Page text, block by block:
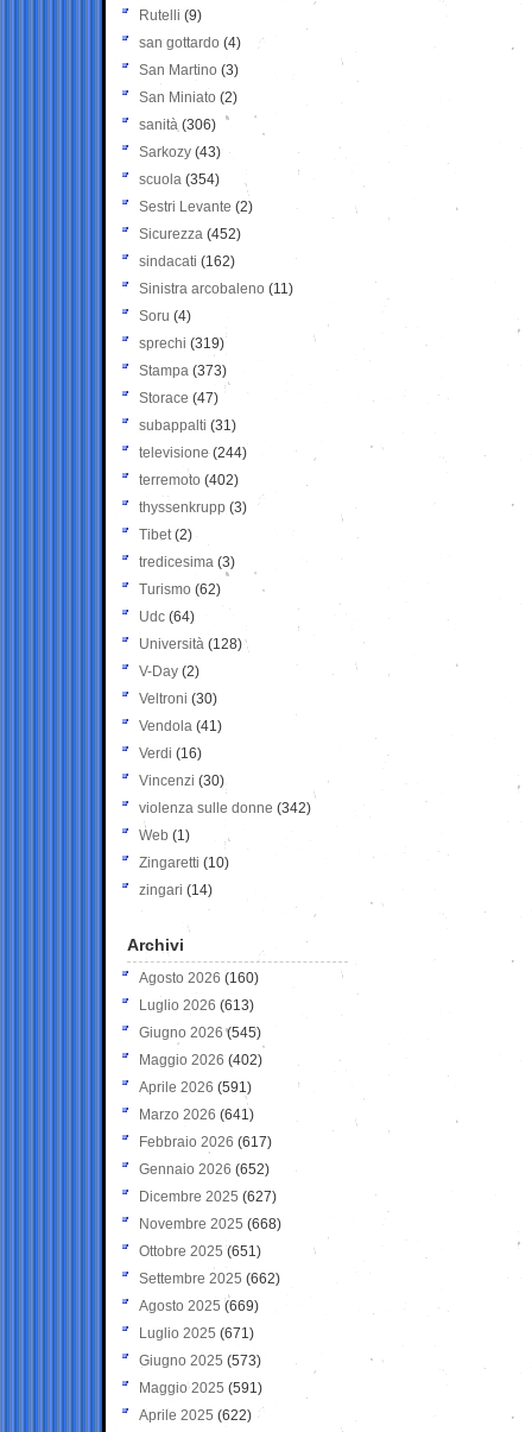
Rutelli (9)
san gottardo (4)
San Martino (3)
San Miniato (2)
sanità (306)
Sarkozy (43)
scuola (354)
Sestri Levante (2)
Sicurezza (452)
sindacati (162)
Sinistra arcobaleno (11)
Soru (4)
sprechi (319)
Stampa (373)
Storace (47)
subappalti (31)
televisione(244)
terremoto (402)
thyssenkrupp (3)
Tibet(2)
tredicesima (3)
Turismo (62)
Udc (64)
Università (128)
V-Day (2)
Veltroni (30)
Vendola (41)
Verdi (16)
Vincenzi (30)
violenza sulle donne (342)
Web (1)
Zingaretti (10)
zingari (14)
Archivi
Agosto 2026 (160)
Luglio 2026 (613)
Giugno 2026 (545)
Maggio 2026 (402)
Aprile 2026 (591)
Marzo 2026 (641)
Febbraio 2026 (617)
Gennaio 2026 (652)
Dicembre 2025 (627)
Novembre 2025 (668)
Ottobre 2025 (651)
Settembre 2025 (662)
Agosto 2025 (669)
Luglio 2025 (671)
Giugno 2025 (573)
Maggio 2025 (591)
Aprile 2025 (622)